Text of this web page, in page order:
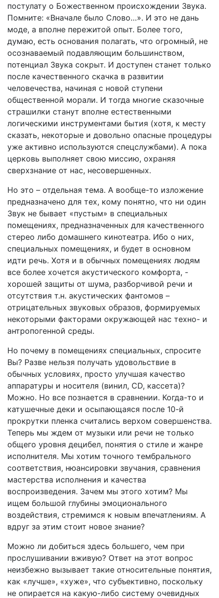
постулату о Божественном происхождении Звука.
Помните: «Вначале было Слово…». И это не дань
моде, а вполне пережитой опыт. Более того,
думаю, есть основания полагать, что огромный, не
осознаваемый подавляющим большинством,
потенциал Звука сокрыт. И доступен станет только
после качественного скачка в развитии
человечества, начиная с новой ступени
общественной морали. И тогда многие сказочные
страшилки станут вполне естественными
логическими инструментами бытия (хотя, к месту
сказать, некоторые и довольно опасные процедуры
уже активно используются спецслужбами). А пока
церковь выполняет свою миссию, охраняя
сверхзнание от нас, несовершенных.
Но это – отдельная тема. А вообще-то изложение
предназначено для тех, кому понятно, что ни один
Звук не бывает «пустым» в специальных
помещениях, предназначенных для качественного
стерео либо домашнего кинотеатра. Ибо о них,
специальных помещениях, и будет в основном
идти речь. Хотя и в обычных помещениях людям
все более хочется акустического комфорта, -
хорошей защиты от шума, разборчивой речи и
отсутствия т.н. акустических фантомов –
отрицательных звуковых образов, формируемых
некоторыми факторами окружающей нас техно- и
антропогенной среды.
Но почему в помещениях специальных, спросите
Вы? Разве нельзя получать удовольствие в
обычных условиях, просто улучшая качество
аппаратуры и носителя (винил, CD, кассета)?
Можно. Но все познается в сравнении. Когда-то и
катушечные деки и осыпающаяся после 10-й
прокрутки пленка считались верхом совершенства.
Теперь мы ждем от музыки или речи не только
общего уровня децибел, понятия о стиле и жанре
исполнителя. Мы хотим точного тембрального
соответствия, нюансировки звучания, сравнения
мастерства исполнения и качества
воспроизведения. Зачем мы этого хотим? Мы
ищем большой глубины эмоционального
воздействия, стремимся к новым впечатлениям. А
вдруг за этим стоит новое знание?
Можно ли добиться здесь большего, чем при
прослушивании вживую? Ответ на этот вопрос
неизбежно вызывает такие относительные понятия,
как «лучше», «хуже», что субъективно, поскольку
не опирается на какую-либо систему очевидных